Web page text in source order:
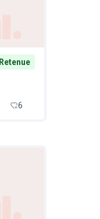
Retenue
6